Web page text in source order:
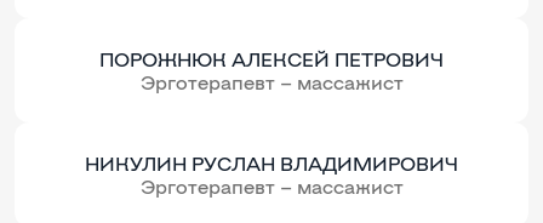
ПОРОЖНЮК АЛЕКСЕЙ ПЕТРОВИЧ
Эрготерапевт – массажист
НИКУЛИН РУСЛАН ВЛАДИМИРОВИЧ
Эрготерапевт – массажист